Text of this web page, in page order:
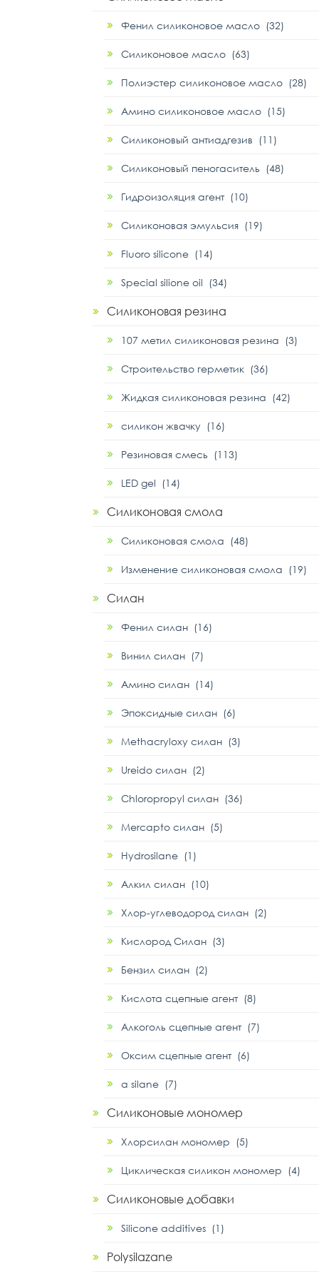
Фенил силиконовое масло (32)
Силиконовое масло (63)
Полиэстер силиконовое масло (28)
Амино силиконовое масло (15)
Силиконовый антиадгезив (11)
Силиконовый пеногаситель (48)
Гидроизоляция агент (10)
Силиконовая эмульсия (19)
Fluoro silicone (14)
Special silione oil (34)
Силиконовая резина
107 метил силиконовая резина (3)
Строительство герметик (36)
Жидкая силиконовая резина (42)
силикон жвачку (16)
Резиновая смесь (113)
LED gel (14)
Силиконовая смола
Силиконовая смола (48)
Изменение силиконовая смола (19)
Силан
Фенил силан (16)
Винил силан (7)
Амино силан (14)
Эпоксидные силан (6)
Methacryloxy силан (3)
Ureido силан (2)
Chloropropyl силан (36)
Mercapto силан (5)
Hydrosilane (1)
Алкил силан (10)
Хлор-углеводород силан (2)
Кислород Силан (3)
Бензил силан (2)
Кислота сцепные агент (8)
Алкоголь сцепные агент (7)
Оксим сцепные агент (6)
α silane (7)
Силиконовые мономер
Хлорсилан мономер (5)
Циклическая силикон мономер (4)
Силиконовые добавки
Silicone additives (1)
Polysilazane